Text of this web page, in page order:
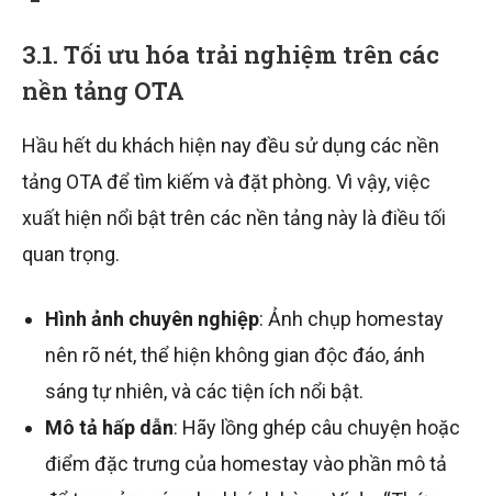
3.1. Tối ưu hóa trải nghiệm trên các
nền tảng OTA
Hầu hết du khách hiện nay đều sử dụng các nền
tảng OTA để tìm kiếm và đặt phòng. Vì vậy, việc
xuất hiện nổi bật trên các nền tảng này là điều tối
quan trọng.
Hình ảnh chuyên nghiệp: Ảnh chụp homestay
nên rõ nét, thể hiện không gian độc đáo, ánh
sáng tự nhiên, và các tiện ích nổi bật.
Mô tả hấp dẫn: Hãy lồng ghép câu chuyện hoặc
điểm đặc trưng của homestay vào phần mô tả